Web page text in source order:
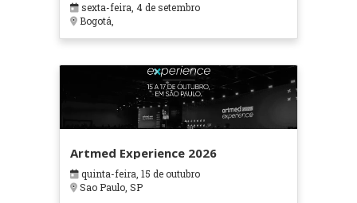
sexta-feira, 4 de setembro
Bogotá,
Artmed Experience 2026
quinta-feira, 15 de outubro
Sao Paulo, SP